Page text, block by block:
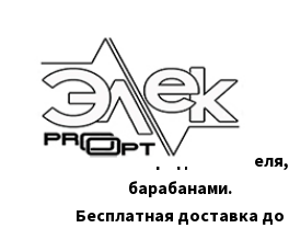
навигации
содержимому
Оптовая продажа кабеля,
барабанами.
Бесплатная доставка до